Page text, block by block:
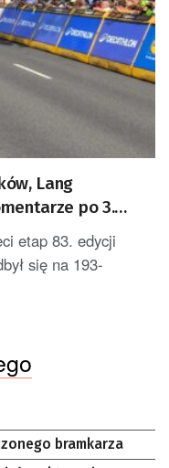
Lang
po 3.
etap 83. edycji
się na 193-
bramkarza